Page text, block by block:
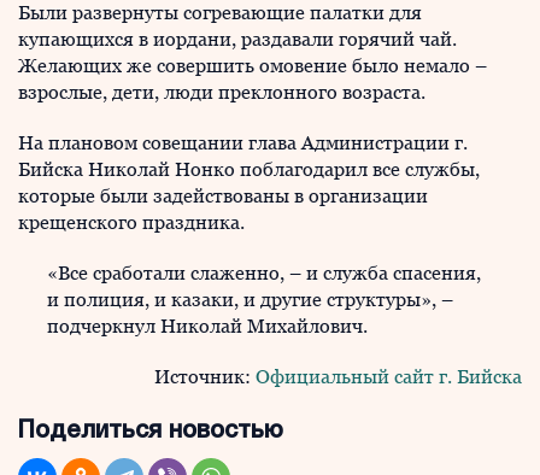
Были развернуты согревающие палатки для
купающихся в иордани, раздавали горячий чай.
Желающих же совершить омовение было немало –
взрослые, дети, люди преклонного возраста.
На плановом совещании глава Администрации г.
Бийска Николай Нонко поблагодарил все службы,
которые были задействованы в организации
крещенского праздника.
«Все сработали слаженно, – и служба спасения,
и полиция, и казаки, и другие структуры», –
подчеркнул Николай Михайлович.
Источник: Официальный сайт г. Бийска
Поделиться новостью